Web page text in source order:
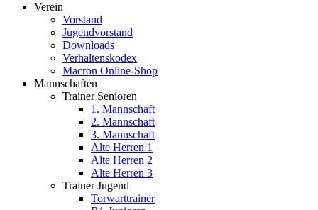
Verein
Vorstand
Jugendvorstand
Downloads
Verhaltenskodex
Macron Online-Shop
Mannschaften
Trainer Senioren
1. Mannschaft
2. Mannschaft
3. Mannschaft
Alte Herren 1
Alte Herren 2
Alte Herren 3
Trainer Jugend
Torwarttrainer